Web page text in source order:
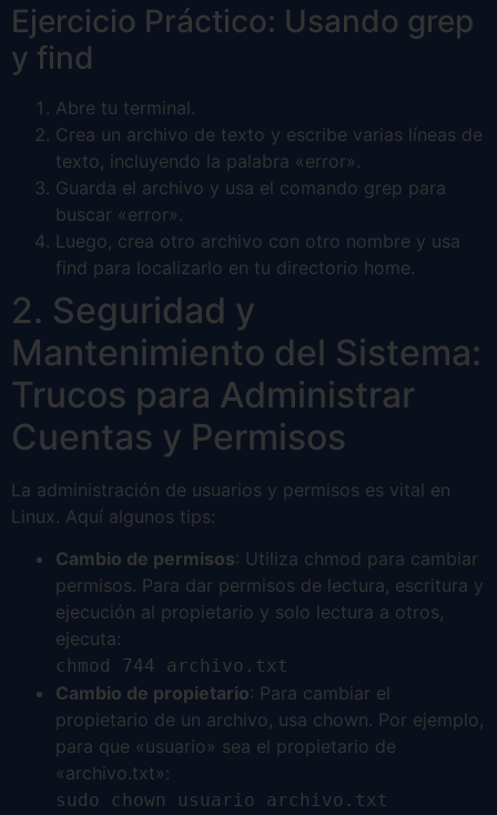
Ejercicio Práctico: Usando grep
y find
Abre tu terminal.
Crea un archivo de texto y escribe varias líneas de
texto, incluyendo la palabra «error».
Guarda el archivo y usa el comando grep para
buscar «error».
Luego, crea otro archivo con otro nombre y usa
find para localizarlo en tu directorio home.
2. Seguridad y
Mantenimiento del Sistema:
Trucos para Administrar
Cuentas y Permisos
La administración de usuarios y permisos es vital en
Linux. Aquí algunos tips:
Cambio de permisos: Utiliza chmod para cambiar
permisos. Para dar permisos de lectura, escritura y
ejecución al propietario y solo lectura a otros,
ejecuta:
chmod 744 archivo.txt
Cambio de propietario: Para cambiar el
propietario de un archivo, usa chown. Por ejemplo,
para que «usuario» sea el propietario de
«archivo.txt»:
sudo chown usuario archivo.txt